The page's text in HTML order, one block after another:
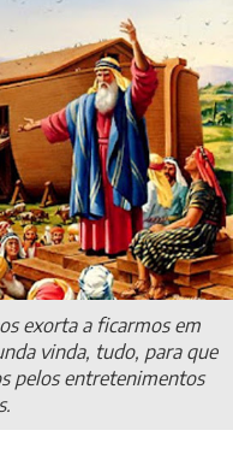
exorta a ficarmos em
vinda, tudo, para que
pelos entretenimentos